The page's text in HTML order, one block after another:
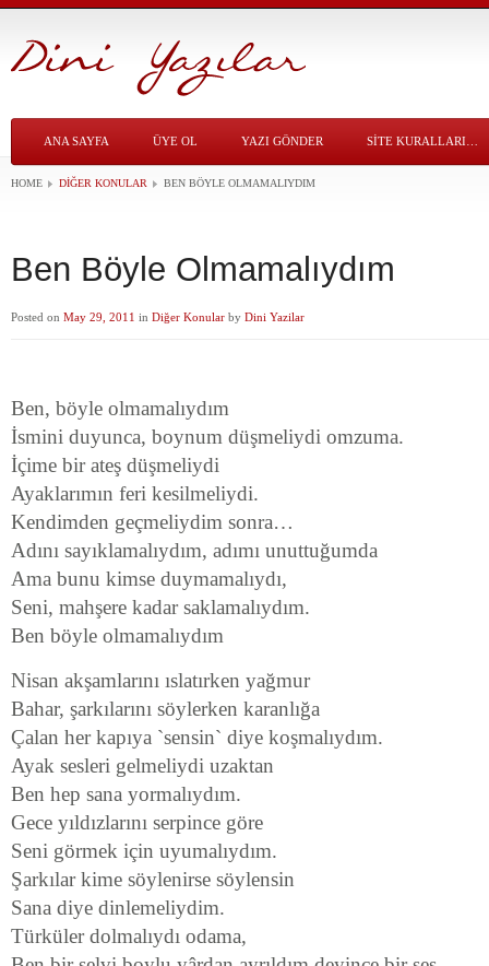
ANA SAYFA ÜYE OL YAZI GÖNDER SITE KURALLARI…
HOME DIĞER KONULAR BEN BÖYLE OLMAMALIYDIM
Ben Böyle Olmamalıydım
Posted on May 29, 2011 in Diğer Konular by Dini Yazilar
Ben, böyle olmamalıydım
İsmini duyunca, boynum düşmeliydi omzuma.
İçime bir ateş düşmeliydi
Ayaklarımın feri kesilmeliydi.
Kendimden geçmeliydim sonra…
Adını sayıklamalıydım, adımı unuttuğumda
Ama bunu kimse duymamalıydı,
Seni, mahşere kadar saklamalıydım.
Ben böyle olmamalıydım
Nisan akşamlarını ıslatırken yağmur
Bahar, şarkılarını söylerken karanlığa
Çalan her kapıya `sensin` diye koşmalıydım.
Ayak sesleri gelmeliydi uzaktan
Ben hep sana yormalıydım.
Gece yıldızlarını serpince göre
Seni görmek için uyumalıydım.
Şarkılar kime söylenirse söylensin
Sana diye dinlemeliydim.
Türküler dolmalıydı odama,